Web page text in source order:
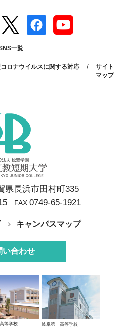
一覧
ロナウイルスに関する対応 /
サイト
マップ
県長浜市田村町335
FAX 0749-65-1921
キャンパスマップ
い合わせ
等学校 岐阜第一高等学校